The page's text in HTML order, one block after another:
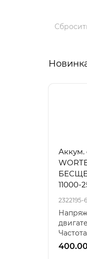
Аккум.
11000-
2322195-
400.00